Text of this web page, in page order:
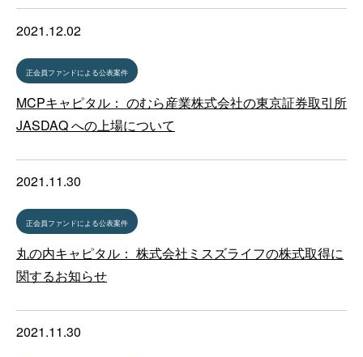
2021.12.02
正会員ファンドによる公表案件
MCPキャピタル： のむら産業株式会社の東京証券取引所
JASDAQ への上場について
2021.11.30
正会員ファンドによる公表案件
丸の内キャピタル： 株式会社ミスズライフの株式取得に
関するお知らせ
2021.11.30